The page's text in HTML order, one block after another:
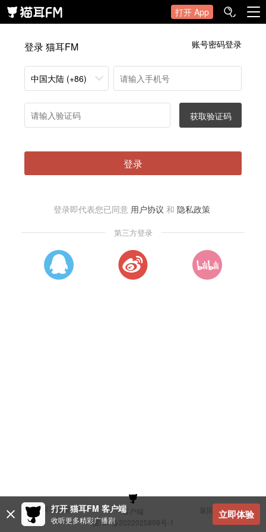
打开 App
登录 猫耳FM 账号密码登录
中国大陆 (+86)
获取验证码
登录
登录即代表您已同意 用户协议 和 隐私政策
第三方登录
建议与反馈 客户端
返回顶部
冀ICP备2022025898号-1
打开 猫耳FM 客户端
收听更多精彩广播剧 立即体验